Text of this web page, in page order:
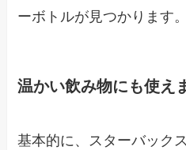
ーボトルが見つかります。
温かい飲み物にも使え
基本的に、スターバック